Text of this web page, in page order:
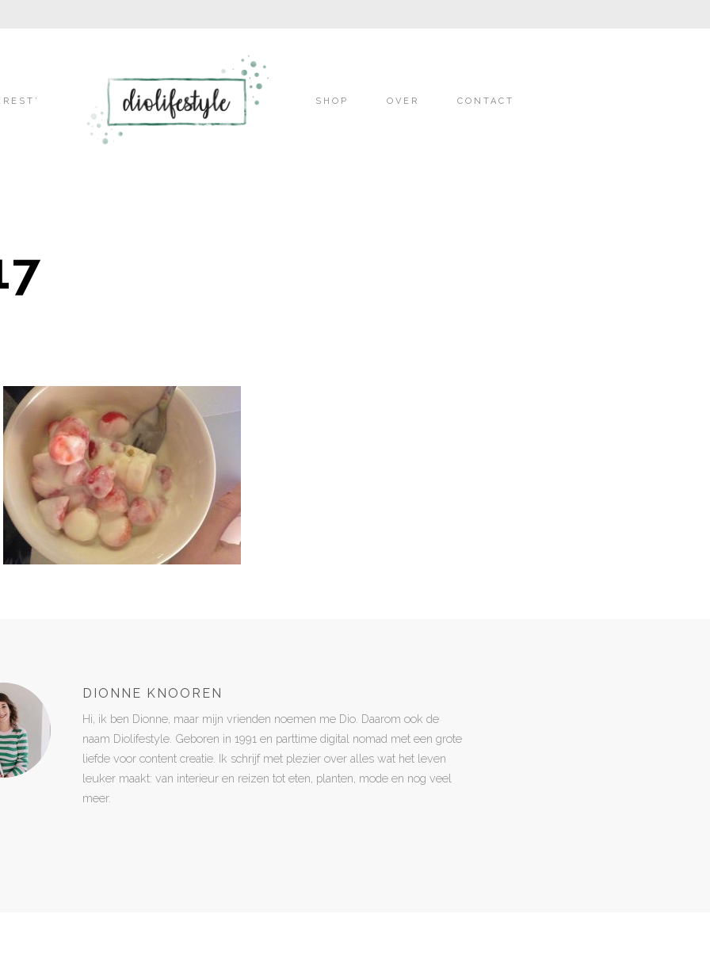
SHOP OVER CONTACT
DIONNE KNOOREN
Hi, ik ben Dionne, maar mijn vrienden noemen me Dio. Daarom ook de
naam Diolifestyle. Geboren in 1991 en parttime digital nomad met een grote
liefde voor content creatie. Ik schrijf met plezier over alles wat het leven
leuker maakt: van interieur en reizen tot eten, planten, mode en nog veel
meer.